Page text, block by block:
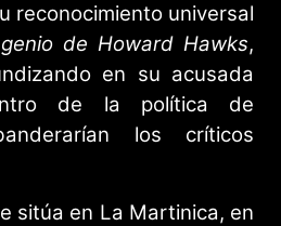
reconocimiento universal
de Howard Hawks,
en su acusada
de la política de
los críticos
sitúa en La Martinica, en